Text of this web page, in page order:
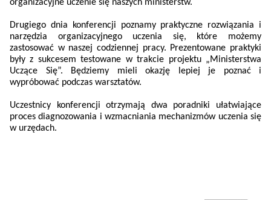
organizacyjne uczenie się naszych ministerstw.
Drugiego dnia konferencji poznamy praktyczne rozwiązania i
narzędzia organizacyjnego uczenia się, które możemy
zastosować w naszej codziennej pracy. Prezentowane praktyki
były z sukcesem testowane w trakcie projektu „Ministerstwa
Uczące Się”. Będziemy mieli okazję lepiej je poznać i
wypróbować podczas warsztatów.
Uczestnicy konferencji otrzymają dwa poradniki ułatwiające
proces diagnozowania i wzmacniania mechanizmów uczenia się
w urzędach.